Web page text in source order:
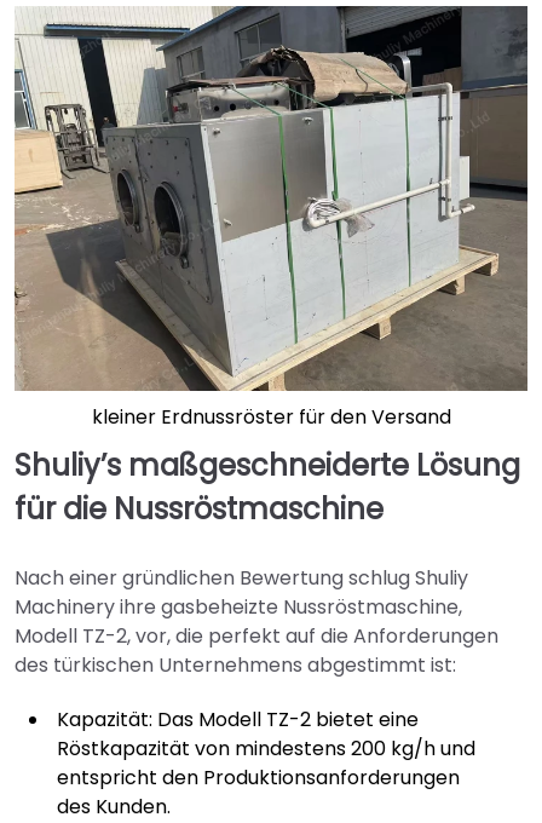
kleiner Erdnussröster für den Versand
Shuliy’s maßgeschneiderte Lösung
für die Nussröstmaschine
Nach einer gründlichen Bewertung schlug Shuliy
Machinery ihre gasbeheizte Nussröstmaschine,
Modell TZ-2, vor, die perfekt auf die Anforderungen
des türkischen Unternehmens abgestimmt ist:
Kapazität: Das Modell TZ-2 bietet eine
Röstkapazität von mindestens 200 kg/h und
entspricht den Produktionsanforderungen
des Kunden.